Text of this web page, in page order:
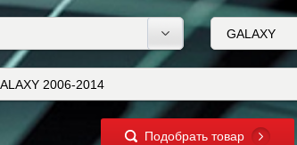
Подобрать товар